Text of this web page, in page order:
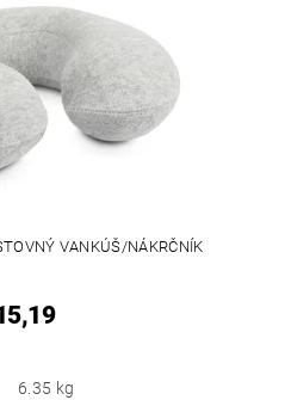
VANKÚŠ/NÁKRČNÍK
6.35 kg